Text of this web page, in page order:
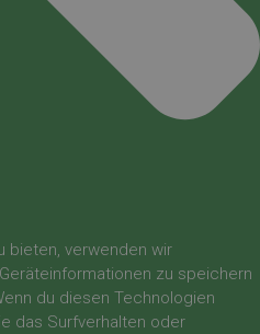
bieten, verwenden wir
zu speichern
du diesen Technologien
das Surfverhalten oder